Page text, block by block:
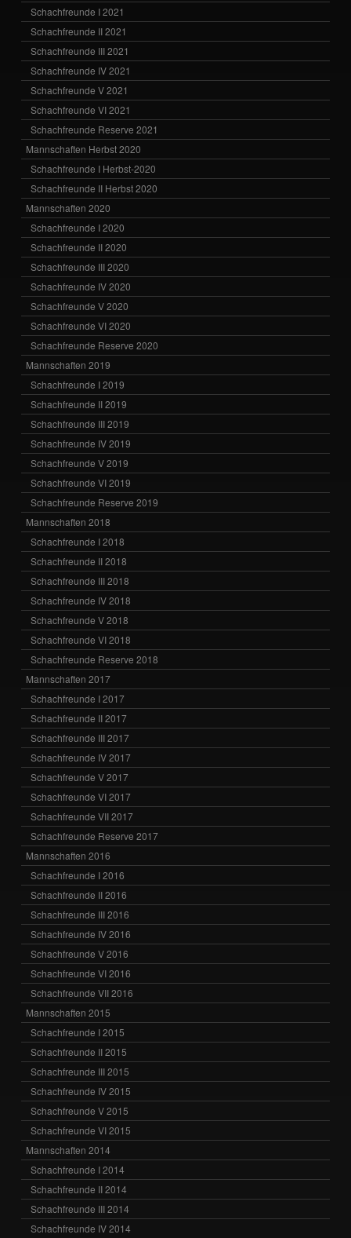
Schachfreunde I 2021
Schachfreunde II 2021
Schachfreunde III 2021
Schachfreunde IV 2021
Schachfreunde V 2021
Schachfreunde VI 2021
Schachfreunde Reserve 2021
Mannschaften Herbst 2020
Schachfreunde I Herbst-2020
Schachfreunde II Herbst 2020
Mannschaften 2020
Schachfreunde I 2020
Schachfreunde II 2020
Schachfreunde III 2020
Schachfreunde IV 2020
Schachfreunde V 2020
Schachfreunde VI 2020
Schachfreunde Reserve 2020
Mannschaften 2019
Schachfreunde I 2019
Schachfreunde II 2019
Schachfreunde III 2019
Schachfreunde IV 2019
Schachfreunde V 2019
Schachfreunde VI 2019
Schachfreunde Reserve 2019
Mannschaften 2018
Schachfreunde I 2018
Schachfreunde II 2018
Schachfreunde III 2018
Schachfreunde IV 2018
Schachfreunde V 2018
Schachfreunde VI 2018
Schachfreunde Reserve 2018
Mannschaften 2017
Schachfreunde I 2017
Schachfreunde II 2017
Schachfreunde III 2017
Schachfreunde IV 2017
Schachfreunde V 2017
Schachfreunde VI 2017
Schachfreunde VII 2017
Schachfreunde Reserve 2017
Mannschaften 2016
Schachfreunde I 2016
Schachfreunde II 2016
Schachfreunde III 2016
Schachfreunde IV 2016
Schachfreunde V 2016
Schachfreunde VI 2016
Schachfreunde VII 2016
Mannschaften 2015
Schachfreunde I 2015
Schachfreunde II 2015
Schachfreunde III 2015
Schachfreunde IV 2015
Schachfreunde V 2015
Schachfreunde VI 2015
Mannschaften 2014
Schachfreunde I 2014
Schachfreunde II 2014
Schachfreunde III 2014
Schachfreunde IV 2014